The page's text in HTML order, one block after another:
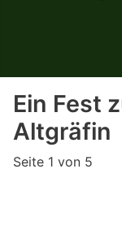
Ein Fest
Altgräfin
Seite 1 von 5